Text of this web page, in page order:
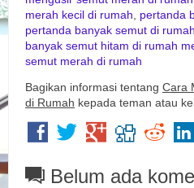
merah kecil di rumah
pertanda
pertanda banyak semut di
banyak semut hitam di rumah
semut merah di rumah
Bagikan informasi tentang Cara
di Rumah kepada teman atau
Belum ada